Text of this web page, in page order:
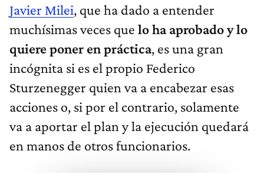
Javier Milei, que ha dado a entender
muchísimas veces que lo ha aprobado y lo
quiere poner en práctica, es una gran
incógnita si es el propio Federico
Sturzenegger quien va a encabezar esas
acciones o, si por el contrario, solamente
va a aportar el plan y la ejecución quedará
en manos de otros funcionarios.